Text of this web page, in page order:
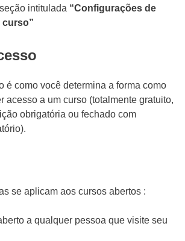
intitulada “Configurações de
curso”
é como você determina a forma como
acesso a um curso (totalmente gratuito,
obrigatória ou fechado com
se aplicam aos cursos abertos :
a qualquer pessoa que visite seu